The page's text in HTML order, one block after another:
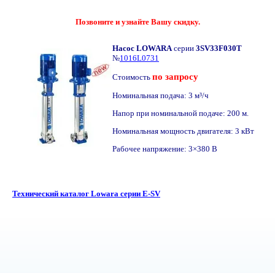
Позвоните и узнайте Вашу скидку.
Насос LOWARAсерии 3SV33F030T
№1016L0731
Стоимость по запросу
Номинальная подача: 3 м³/ч
Напор при номинальной подаче: 200 м.
Номинальная мощность двигателя: 3 кВт
Рабочее напряжение: 3×380 В
Технический каталог Lowara серии E-SV